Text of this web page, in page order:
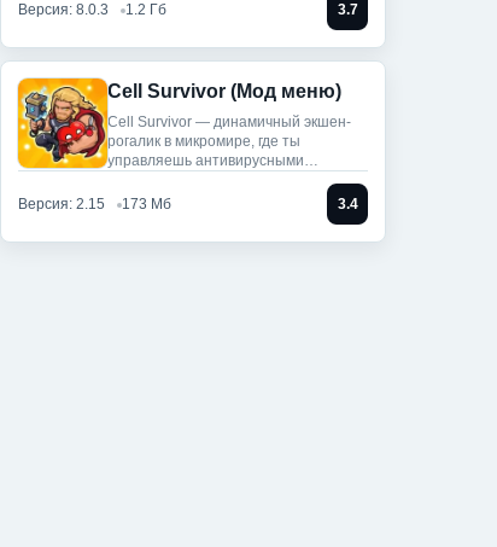
Версия: 8.0.3 1.2 Гб 3.7
Cell Survivor (Мод меню)
Cell Survivor — динамичный экшен-
рогалик в микромире, где ты
управляешь антивирусными
Версия: 2.15
173 Мб 3.4